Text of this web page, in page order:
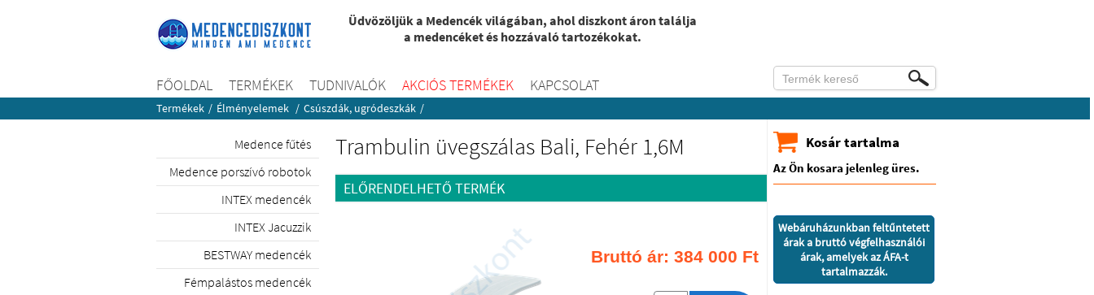
Üdvözöljük a Medencék világában, ahol diszkont áron találja
a medencéket és hozzávaló tartozékokat.
FŐOLDAL TERMÉKEK TUDNIVALÓK AKCIÓS TERMÉKEK KAPCSOLAT
Termékek / Élményelemek / Csúszdák, ugródeszkák /
Medence fűtés
Medence porszívó robotok
INTEX medencék
INTEX Jacuzzik
BESTWAY medencék
Fémpalástos medencék
Trambulin üvegszálas Bali, Fehér 1,6M
ELŐRENDELHETŐ TERMÉK
Bruttó ár: 384 000 Ft
Kosár tartalma
Az Ön kosara jelenleg üres.
Webáruházunkban feltűntetett
árak a bruttó végfelhasználói
árak, amelyek az ÁFA-t
tartalmazzák.